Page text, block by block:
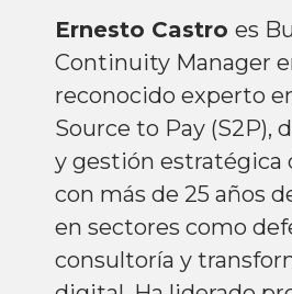
Ernesto Castro es
Continuity Manager
reconocido experto
Source to Pay (S2P),
y gestión estratégica
con más de 25 años
en sectores como
consultoría y